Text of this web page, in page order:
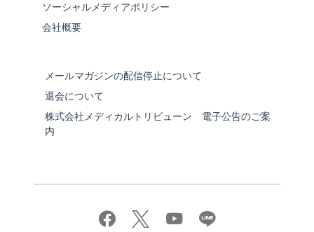
ソーシャルメディアポリシー
会社概要
メールマガジンの配信停止について
退会について
株式会社メディカルトリビューン 電子公告のご案
内